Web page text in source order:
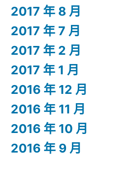
2017 年 8 月
2017 年 7 月
2017 年 2 月
2017 年 1 月
2016 年 12 月
2016 年 11 月
2016 年 10 月
2016 年 9 月